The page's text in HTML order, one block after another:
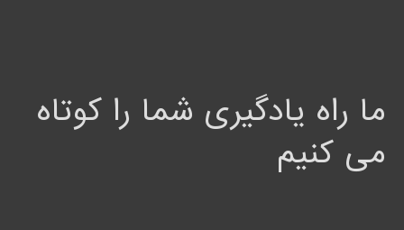
ما راه یادگیری شما را کوتاه
می کنیم